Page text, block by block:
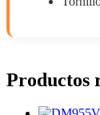
Productos